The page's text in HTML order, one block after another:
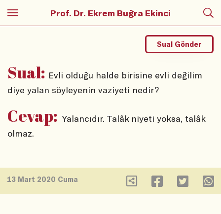
Prof. Dr. Ekrem Buğra Ekinci
Sual: Evli olduğu halde birisine evli değilim
diye yalan söyleyenin vaziyeti nedir?
Sual Gönder
Cevap: Yalancıdır. Talâk niyeti yoksa, talâk
olmaz.
13 Mart 2020 Cuma